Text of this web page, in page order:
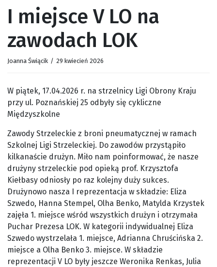
I miejsce V LO na
zawodach LOK
Joanna Świącik / 29 kwiecień 2026
W piątek, 17.04.2026 r. na strzelnicy Ligi Obrony Kraju
przy ul. Poznańskiej 25 odbyły się cykliczne
Międzyszkolne
Zawody Strzeleckie z broni pneumatycznej w ramach
Szkolnej Ligi Strzeleckiej. Do zawodów przystąpiło
kilkanaście drużyn. Miło nam poinformować, że nasze
drużyny strzeleckie pod opieką prof. Krzysztofa
Kiełbasy odniosły po raz kolejny duży sukces.
Drużynowo nasza I reprezentacja w składzie: Eliza
Szwedo, Hanna Stempel, Olha Benko, Matylda Krzystek
zajęła 1. miejsce wśród wszystkich drużyn i otrzymała
Puchar Prezesa LOK. W kategorii indywidualnej Eliza
Szwedo wystrzelała 1. miejsce, Adrianna Chruścińska 2.
miejsce a Olha Benko 3. miejsce. W składzie
reprezentacji V LO były jeszcze Weronika Renkas, Julia